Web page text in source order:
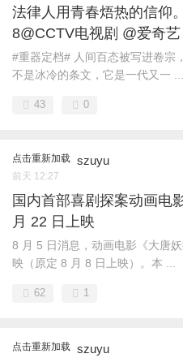
法律人用青春焐热的信仰
8@CCTV电视剧 @爱奇
#重器定档# 人间百态被写进卷宗
不是冰冷的条文，它是一代又一 ...
43 0
点击重新加载 szuyu
前天 12:27
国内首部喜剧探案动画电
月 22 日上映
8 月 5 日消息，动画电影《大唐
映（原定 8 月 8 日上映）。本 ...
62 1
点击重新加载 szuyu